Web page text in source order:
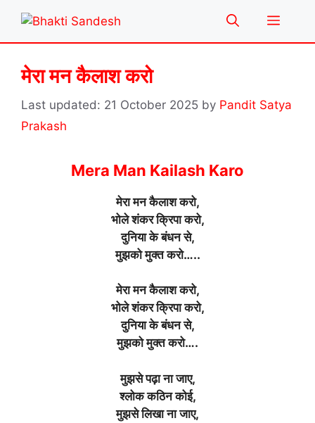
content
Menu
मेरा मन कैलाश करो
21 October 2025 by Pandit Satya
Prakash
Mera Man Kailash Karo
मेरा मन कैलाश करो,
भोले शंकर क्रिपा करो,
दुनिया के बंधन से,
मुझको मुक्त करो…..
मेरा मन कैलाश करो,
भोले शंकर क्रिपा करो,
दुनिया के बंधन से,
मुझको मुक्त करो….
मुझसे पढ़ा ना जाए,
श्लोक कठिन कोई,
मुझसे लिखा ना जाए,